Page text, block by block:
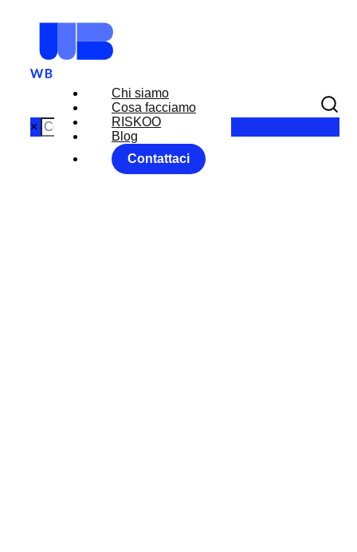
Chi siamo
Cosa facciamo
RISKOO
Blog
Contattaci
×
CAMBIO